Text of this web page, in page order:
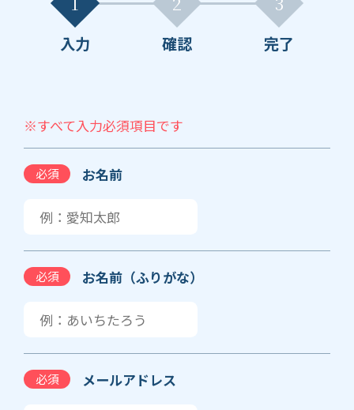
入力 確認 完了
※すべて入力必須項目です
必須 お名前
必須 お名前（ふりがな）
必須 メールアドレス